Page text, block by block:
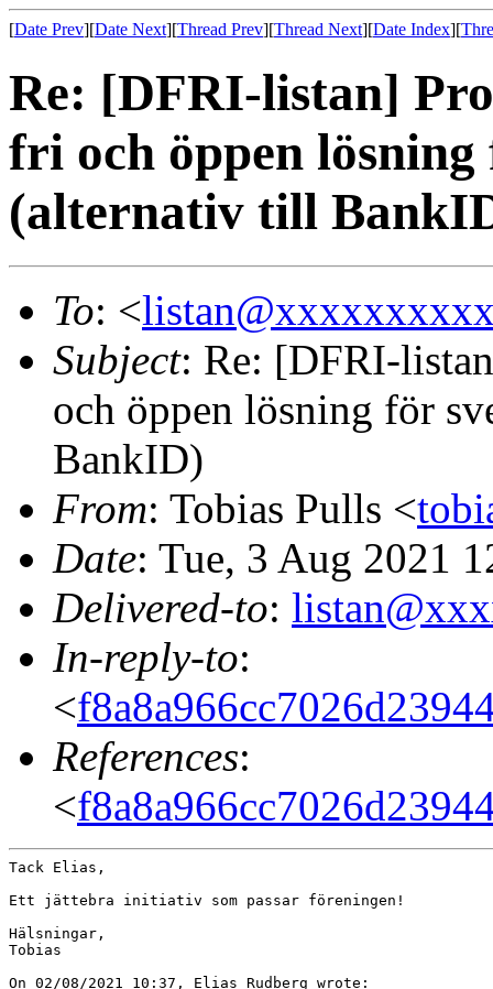
[Date Prev][Date Next][Thread Prev][Thread Next][Date Index][
Re: [DFRI-listan]
fri och öppen
(alternativ till
To: <
Subject: Re: [DFRI-
och öppen lösning för
BankID)
From: Tobias Pulls <
Date: Tue, 3 Aug 2021
Delivered-to:
In-reply-to:
<
References:
<
Tack Elias,
Ett jättebra initiativ som passar föreningen!
Hälsningar,
Tobias